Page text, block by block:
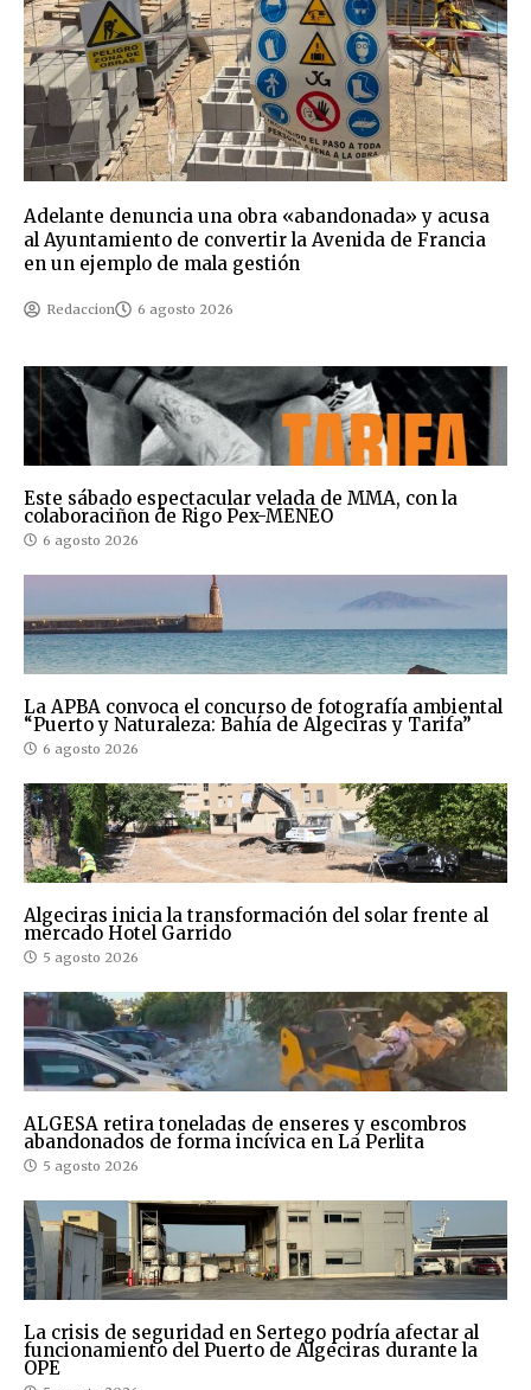
Adelante denuncia una obra «abandonada» y acusa
al Ayuntamiento de convertir la Avenida de Francia
en un ejemplo de mala gestión
Redaccion 6 agosto 2026
Este sábado espectacular velada de MMA, con la
colaboraciñon de Rigo Pex-MENEO
6 agosto 2026
La APBA convoca el concurso de fotografía ambiental
“Puerto y Naturaleza: Bahía de Algeciras y Tarifa”
6 agosto 2026
Algeciras inicia la transformación del solar frente al
mercado Hotel Garrido
5 agosto 2026
ALGESA retira toneladas de enseres y escombros
abandonados de forma incívica en La Perlita
5 agosto 2026
La crisis de seguridad en Sertego podría afectar al
funcionamiento del Puerto de Algeciras durante la
OPE